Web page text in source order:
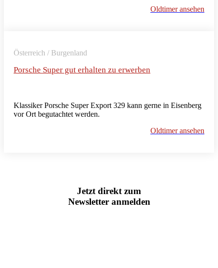
Oldtimer ansehen
Österreich / Burgenland
Porsche Super gut erhalten zu erwerben
Klassiker Porsche Super Export 329 kann gerne in Eisenberg
vor Ort begutachtet werden.
Oldtimer ansehen
Jetzt direkt zum
Newsletter anmelden